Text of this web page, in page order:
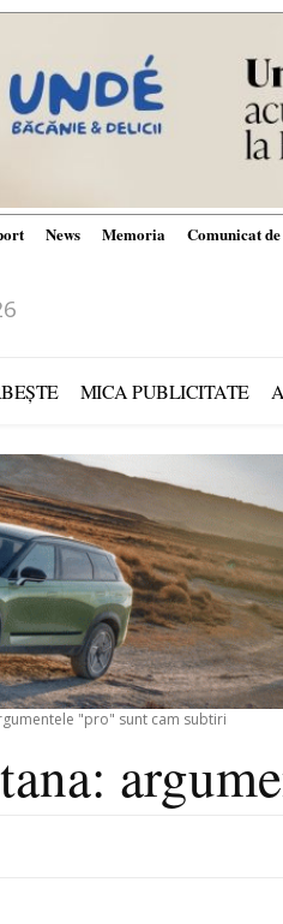
News Memoria Comunicat
MICA PUBLICITATE
"pro" sunt cam subtiri